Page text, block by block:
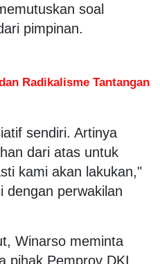
soal
pimpinan.
Radikalisme Tantangan
sendiri. Artinya
dari atas untuk
kami akan lakukan,"
dengan perwakilan
Winarso meminta
pihak Pemprov DKI